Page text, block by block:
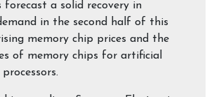
forecast a solid recovery in
in the second half of this
memory chip prices and the
of memory chips for artificial